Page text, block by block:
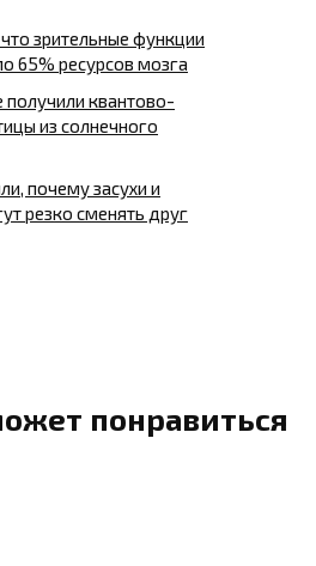
зрительные функции
65% ресурсов мозга
квантово-
из солнечного
почему засухи и
резко сменять друг
понравиться